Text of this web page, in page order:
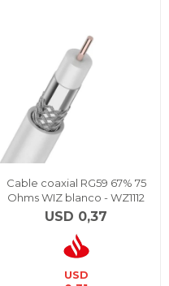
Cable coaxial RG59 67% 75
Ohms WIZ blanco - WZ1112
USD 0,37
USD